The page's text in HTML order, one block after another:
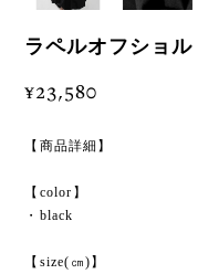
ラペルオフショ
¥23,580
【商品詳細】
【color】
・black
【size(㎝)】